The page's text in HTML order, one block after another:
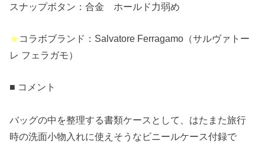
スナップボタン：合金 ホールド力弱め
★コラボブランド：Salvatore Ferragamo（サルヴァトー
レ フェラガモ）
■ コメント
バッグの中を整理する書類ケースとして、はたまた旅行
時の洗面小物入れに使えそうなビニールケース付録で